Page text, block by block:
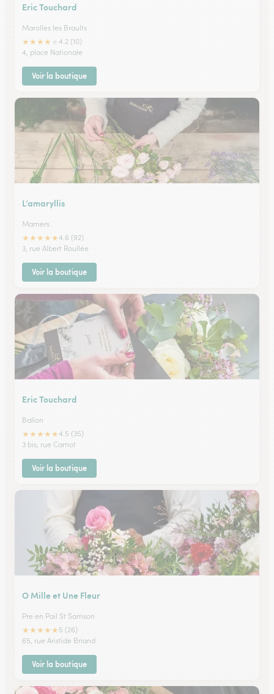
Eric Touchard
Marolles les Braults
★★★★
4.2 (10)
4, place Nationale
Voir la boutique
L’amaryllis
Mamers
★★★★★4.6 (92)
3, rue Albert Roullée
Voir la boutique
Eric Touchard
Ballon
★★★★★4.5 (35)
3 bis, rue Carnot
Voir la boutique
O Mille et Une Fleur
Pre en Pail St Samson
★★★★★ 5 (26)
65, rue Aristide Briand
Voir la boutique